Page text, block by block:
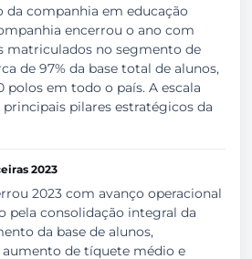
da companhia em educação
encerrou o ano com
matriculados no segmento de
de 97% da base total de alunos,
polos em todo o país. A escala
principais pilares estratégicos da
2023
2023 com avanço operacional
pela consolidação integral da
da base de alunos,
aumento de tíquete médio e